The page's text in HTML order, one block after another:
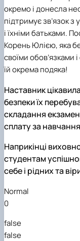
окремо і донесла
підтримує зв’язок з
і їхніми батьками.
Корень Юлією, яка
своїми обов’язками
їй окрема подяка!
Наставник
безпеки їх
складання
сплату за
Наприкінці
студентам
себе і рідних та
Normal
0
false
false